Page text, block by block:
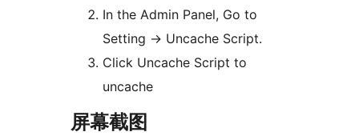
In the Admin Panel, Go to
Setting -> Uncache Script.
Click Uncache Script to
uncache
屏幕截图